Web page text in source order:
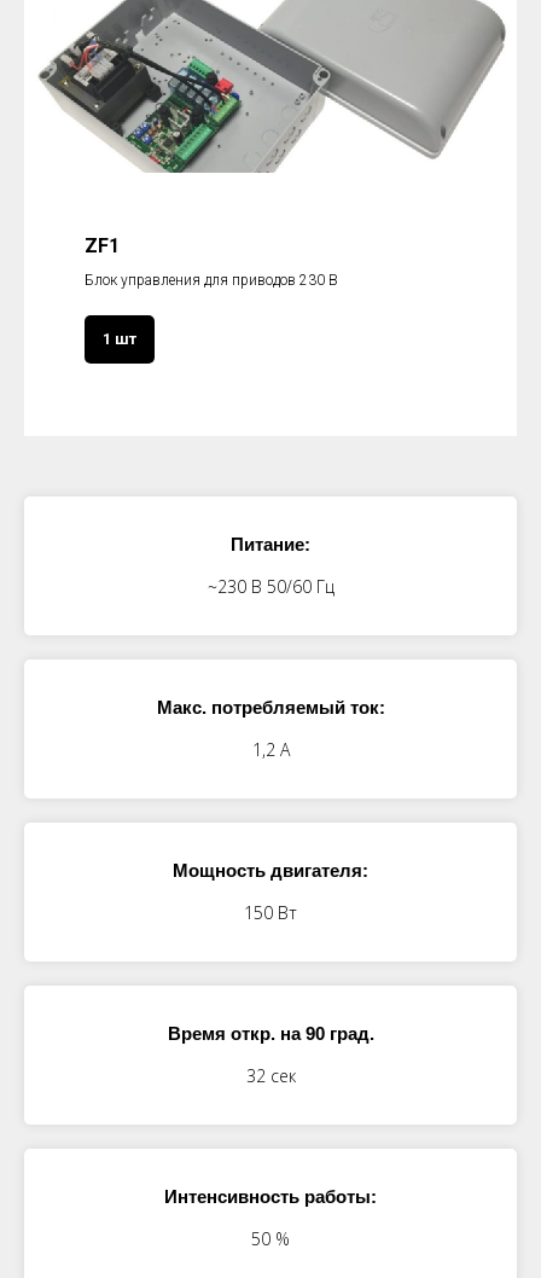
ZF1
Блок управления для приводов 230 В
1 шт
Питание:
~230 В 50/60 Гц
Макс. потребляемый ток:
1,2 A
Мощность двигателя:
150 Вт
Время откр. на 90 град.
32 сек
Интенсивность работы:
50 %